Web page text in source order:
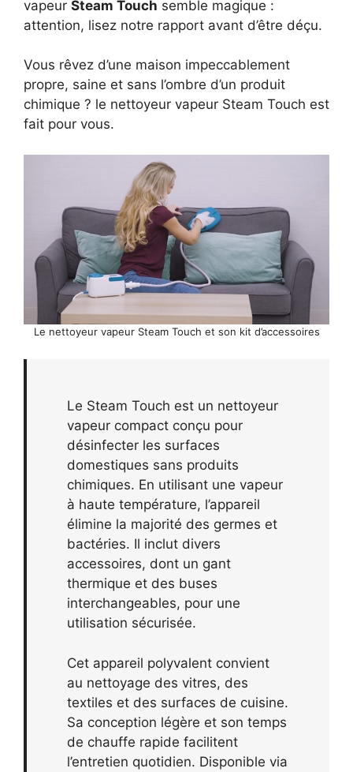
vapeur Steam Touch semble magique :
attention, lisez notre rapport avant d’être déçu.
Vous rêvez d’une maison impeccablement
propre, saine et sans l’ombre d’un produit
chimique ? le nettoyeur vapeur Steam Touch est
fait pour vous.
Le nettoyeur vapeur Steam Touch et son kit d’accessoires
Le Steam Touch est un nettoyeur
vapeur compact conçu pour
désinfecter les surfaces
domestiques sans produits
chimiques. En utilisant une vapeur
à haute température, l’appareil
élimine la majorité des germes et
bactéries. Il inclut divers
accessoires, dont un gant
thermique et des buses
interchangeables, pour une
utilisation sécurisée.
Cet appareil polyvalent convient
au nettoyage des vitres, des
textiles et des surfaces de cuisine.
Sa conception légère et son temps
de chauffe rapide facilitent
l’entretien quotidien. Disponible via